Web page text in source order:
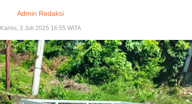
Admin Redaksi
Kamis, 3 Juli 2025 16:55 WITA